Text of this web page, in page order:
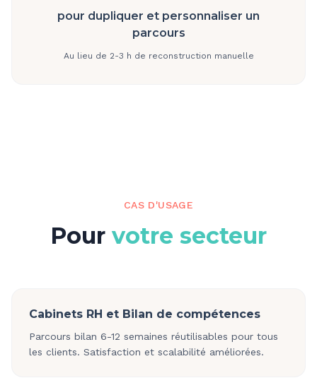
pour dupliquer et personnaliser un
parcours
Au lieu de 2-3 h de reconstruction manuelle
CAS D'USAGE
Pour votre secteur
Cabinets RH et Bilan de compétences
Parcours bilan 6-12 semaines réutilisables pour tous
les clients. Satisfaction et scalabilité améliorées.